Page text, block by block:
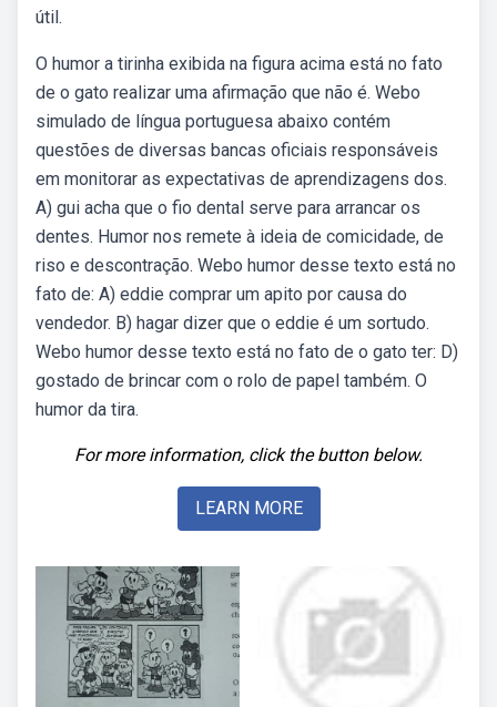
útil.
O humor a tirinha exibida na figura acima está no fato
de o gato realizar uma afirmação que não é. Webo
simulado de língua portuguesa abaixo contém
questões de diversas bancas oficiais responsáveis
em monitorar as expectativas de aprendizagens dos.
A) gui acha que o fio dental serve para arrancar os
dentes. Humor nos remete à ideia de comicidade, de
riso e descontração. Webo humor desse texto está no
fato de: A) eddie comprar um apito por causa do
vendedor. B) hagar dizer que o eddie é um sortudo.
Webo humor desse texto está no fato de o gato ter: D)
gostado de brincar com o rolo de papel também. O
humor da tira.
For more information, click the button below.
LEARN MORE